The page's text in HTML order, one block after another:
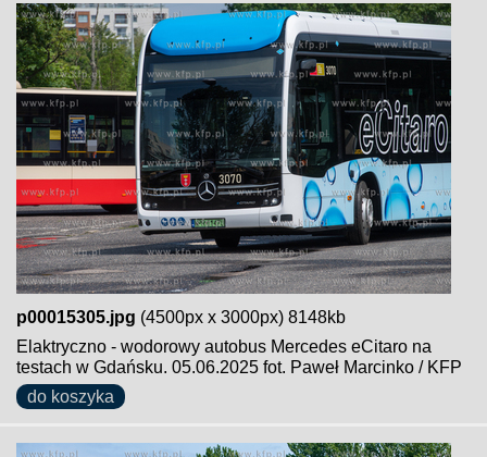
p00015305.jpg (4500px x 3000px) 8148kb
Elaktryczno - wodorowy autobus Mercedes eCitaro na
testach w Gdańsku. 05.06.2025 fot. Paweł Marcinko / KFP
do koszyka